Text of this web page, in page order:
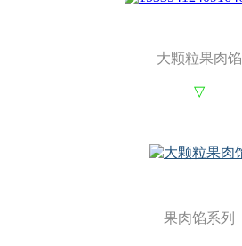
大颗粒果肉馅
▽
果肉馅系列